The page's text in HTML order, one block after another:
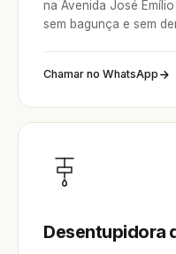
na Avenida José
sem bagunça e sem
Chamar no WhatsApp
Desentupidora